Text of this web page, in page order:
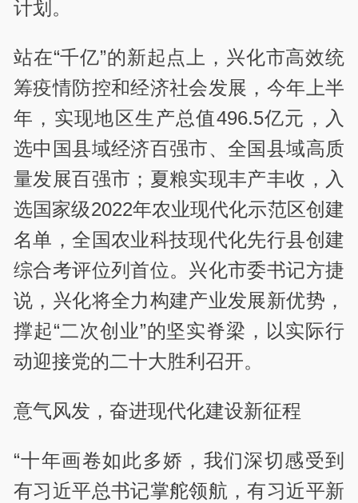
计划。
站在“千亿”的新起点上，兴化市高效统
筹疫情防控和经济社会发展，今年上半
年，实现地区生产总值496.5亿元，入
选中国县域经济百强市、全国县域高质
量发展百强市；夏粮实现丰产丰收，入
选国家级2022年农业现代化示范区创建
名单，全国农业科技现代化先行县创建
综合考评位列首位。兴化市委书记方捷
说，兴化将全力构建产业发展新优势，
撑起“二次创业”的坚实脊梁，以实际行
动迎接党的二十大胜利召开。
意气风发，奋进现代化建设新征程
“十年画卷如此多娇，我们深切感受到
有习近平总书记掌舵领航，有习近平新